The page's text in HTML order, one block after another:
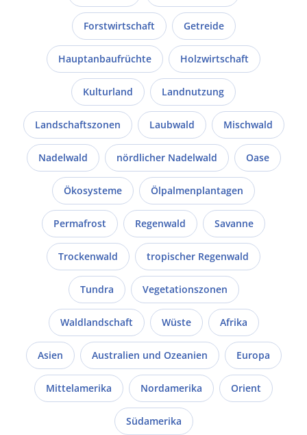
Forstwirtschaft Getreide
Hauptanbaufrüchte Holzwirtschaft
Kulturland Landnutzung
Landschaftszonen Laubwald Mischwald
Nadelwald nördlicher Nadelwald Oase
Ökosysteme Ölpalmenplantagen
Permafrost Regenwald Savanne
Trockenwald tropischer Regenwald
Tundra Vegetationszonen
Waldlandschaft Wüste Afrika
Asien Australien und Ozeanien Europa
Mittelamerika Nordamerika Orient
Südamerika